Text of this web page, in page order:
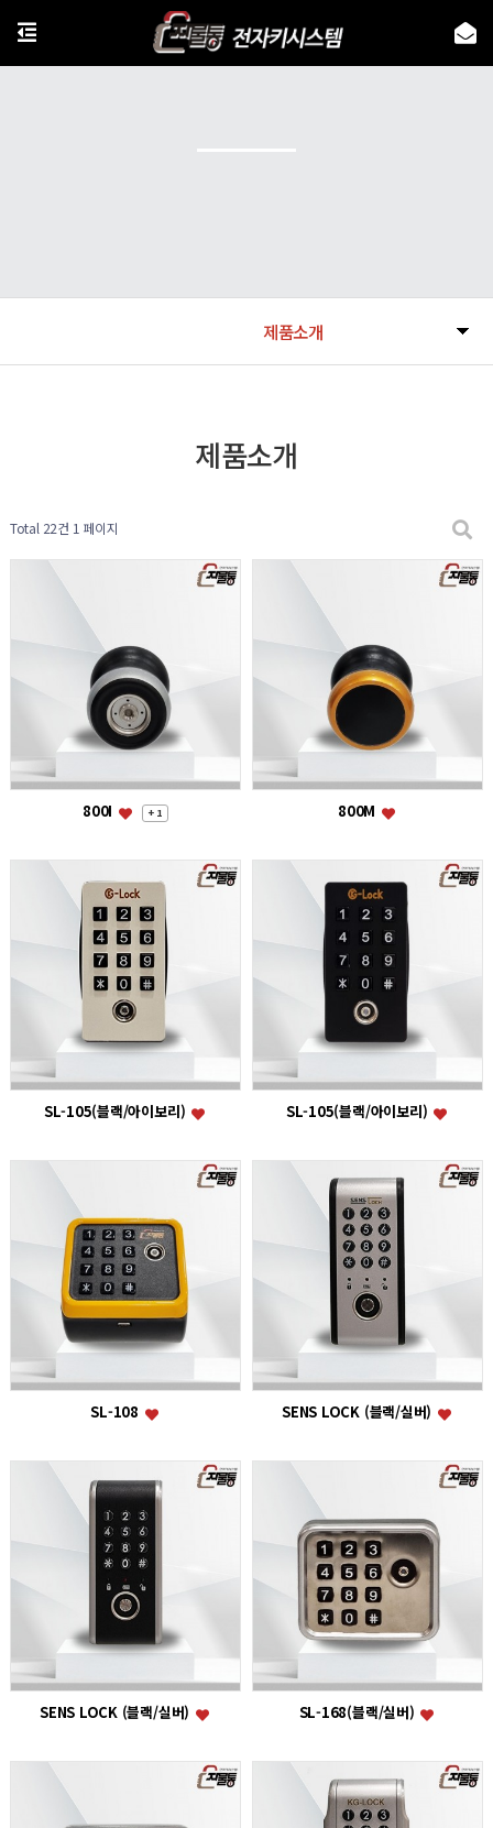
제품소개
제품소개
Total 22건 1 페이지
800I + 1 800M
SL-105(블랙/아이보리) SL-105(블랙/아이보리)
SL-108 SENS LOCK (블랙/실버)
SENS LOCK (블랙/실버) SL-168(블랙/실버)